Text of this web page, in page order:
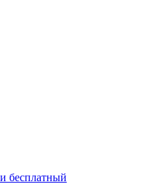
бесплатный